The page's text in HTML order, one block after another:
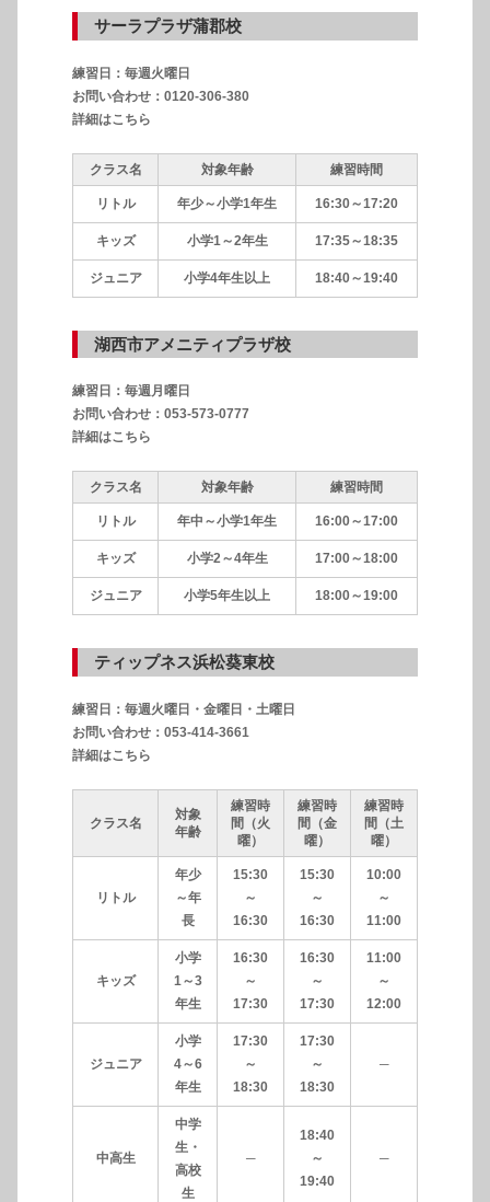
サーラプラザ蒲郡校
練習日：毎週火曜日
お問い合わせ：0120-306-380
詳細はこちら
クラス名 対象年齢 練習時間
リトル 年少～小学1年生 16:30～17:20
キッズ 小学1～2年生 17:35～18:35
ジュニア 小学4年生以上 18:40～19:40
湖西市アメニティプラザ校
練習日：毎週月曜日
お問い合わせ：053-573-0777
詳細はこちら
クラス名 対象年齢 練習時間
リトル 年中～小学1年生 16:00～17:00
キッズ 小学2～4年生 17:00～18:00
ジュニア 小学5年生以上 18:00～19:00
ティップネス浜松葵東校
練習日：毎週火曜日・金曜日・土曜日
お問い合わせ：053-414-3661
詳細はこちら
クラス名
対象
年齢
練習時
間（火
曜）
練習時
間（金
曜）
練習時
間（土
曜）
リトル
年少
～年
長
15:30
～
16:30
15:30
～
16:30
10:00
～
11:00
キッズ
小学
1～3
年生
16:30
～
17:30
16:30
～
17:30
11:00
～
12:00
ジュニア
小学
4～6
年生
17:30
～
18:30
17:30
～
18:30
─
中高生
中学
生・
高校
生
─
18:40
～
19:40
─